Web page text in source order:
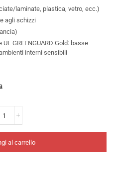
laminate, plastica, vetro, ecc.)
agli schizzi
GREENGUARD Gold: basse
interni sensibili
al carrello